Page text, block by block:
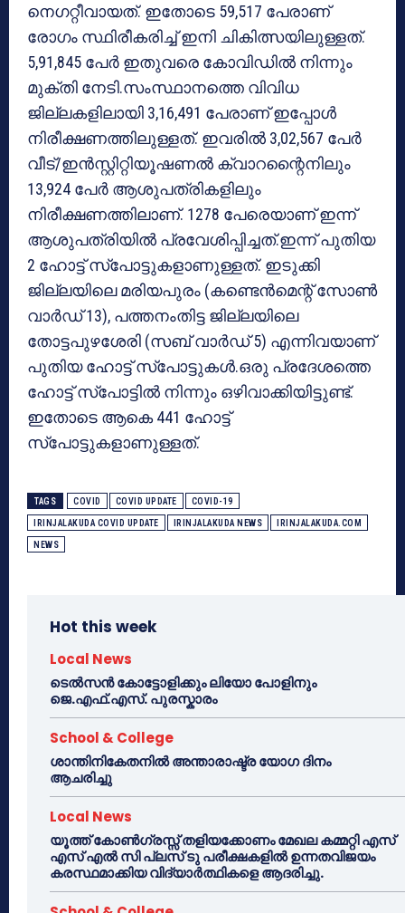
നെഗറ്റീവായത്. ഇതോടെ 59,517 പേരാണ്
രോഗം സ്ഥിരീകരിച്ച് ഇനി ചികിത്സയിലുള്ളത്.
5,91,845 പേര്‍ ഇതുവരെ കോവിഡില്‍ നിന്നും
മുക്തി നേടി.സംസ്ഥാനത്തെ വിവിധ
ജില്ലകളിലായി 3,16,491 പേരാണ് ഇപ്പോള്‍
നിരീക്ഷണത്തിലുള്ളത്. ഇവരില്‍ 3,02,567 പേര്‍
വീട്/ഇന്‍സ്റ്റിറ്റിയൂഷണല്‍ ക്വാറന്റൈനിലും
13,924 പേര്‍ ആശുപത്രികളിലും
നിരീക്ഷണത്തിലാണ്. 1278 പേരെയാണ് ഇന്ന്
ആശുപത്രിയില്‍ പ്രവേശിപ്പിച്ചത്.ഇന്ന് പുതിയ
2 ഹോട്ട് സ്‌പോട്ടുകളാണുള്ളത്. ഇടുക്കി
ജില്ലയിലെ മരിയപുരം (കണ്ടെന്‍മെന്റ് സോണ്‍
വാര്‍ഡ് 13), പത്തനംതിട്ട ജില്ലയിലെ
തോട്ടപുഴശേരി (സബ് വാര്‍ഡ് 5) എന്നിവയാണ്
പുതിയ ഹോട്ട് സ്‌പോട്ടുകള്‍.ഒരു പ്രദേശത്തെ
ഹോട്ട് സ്‌പോട്ടില്‍ നിന്നും ഒഴിവാക്കിയിട്ടുണ്ട്.
ഇതോടെ ആകെ 441 ഹോട്ട്
സ്‌പോട്ടുകളാണുള്ളത്.
TAGS COVID COVID UPDATE COVID-19
IRINJALAKUDA COVID UPDATE IRINJALAKUDA NEWS IRINJALAKUDA.COM
NEWS
Hot this week
Local News
ടെൽസൻ കോട്ടോളിക്കും ലിയോ പോളിനും
ജെ.എഫ്.എസ്. പുരസ്കാരം
School & College
ശാന്തിനികേതനിൽ അന്താരാഷ്ട്ര യോഗ ദിനം
ആചരിച്ചു
Local News
യൂത്ത് കോൺഗ്രസ്സ് തളിയക്കോണം മേഖല കമ്മറ്റി എസ്
എസ് എൽ സി പ്ലസ് ടു പരീക്ഷകളിൽ ഉന്നതവിജയം
കരസ്ഥമാക്കിയ വിദ്യാർത്ഥികളെ ആദരിച്ചു.